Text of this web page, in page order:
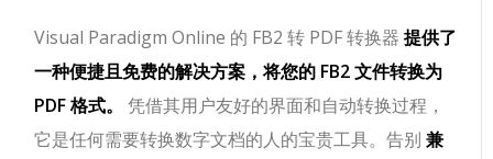
Visual Paradigm Online 的 FB2 转 PDF 转换器提供了
一种便捷且免费的解决方案，将您的 FB2 文件转换为
PDF 格式。
凭借其用户友好的界面和自动转换过程，
它是任何需要转换数字文档的人的宝贵工具。告别兼